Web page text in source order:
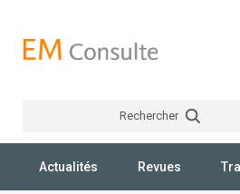
Rechercher
Actualités Revues